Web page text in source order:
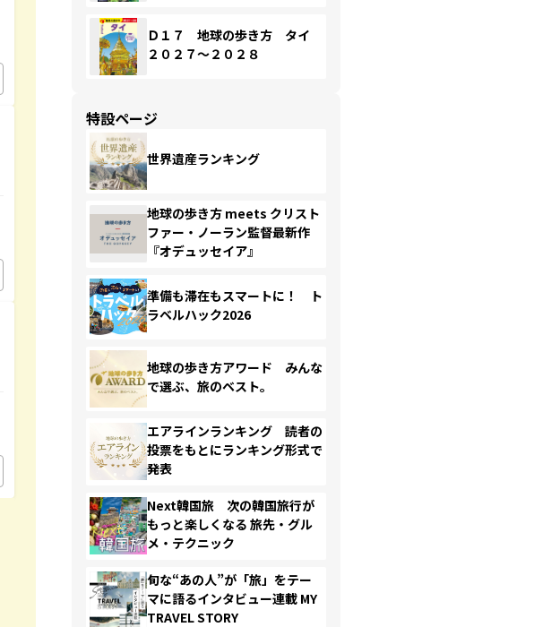
Ｄ１７ 地球の歩き方 タイ
２０２７～２０２８
特設ページ
世界遺産ランキング
地球の歩き方 meets クリスト
ファー・ノーラン監督最新作
『オデュッセイア』
準備も滞在もスマートに！ ト
ラベルハック2026
地球の歩き方アワード みんな
で選ぶ、旅のベスト。
エアラインランキング 読者の
投票をもとにランキング形式で
発表
Next韓国旅 次の韓国旅行が
もっと楽しくなる 旅先・グル
メ・テクニック
旬な“あの人”が「旅」をテー
マに語るインタビュー連載 MY
TRAVEL STORY